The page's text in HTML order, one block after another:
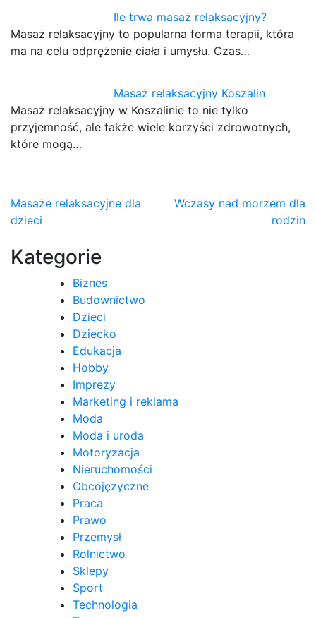
Ile trwa masaż relaksacyjny?
Masaż relaksacyjny to popularna forma terapii, która
ma na celu odprężenie ciała i umysłu. Czas…
Masaż relaksacyjny Koszalin
Masaż relaksacyjny w Koszalinie to nie tylko
przyjemność, ale także wiele korzyści zdrowotnych,
które mogą…
Nawigacja
wpisu
Masaże relaksacyjne dla
dzieci
Wczasy nad morzem dla
rodzin
Kategorie
Biznes
Budownictwo
Dzieci
Dziecko
Edukacja
Hobby
Imprezy
Marketing i reklama
Moda
Moda i uroda
Motoryzacja
Nieruchomości
Obcojęzyczne
Praca
Prawo
Przemysł
Rolnictwo
Sklepy
Sport
Technologia